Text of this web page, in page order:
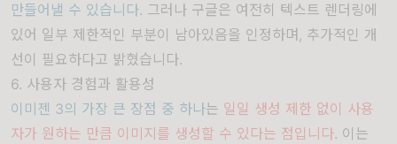
만들어낼 수 있습니다. 그러나 구글은 여전히 텍스트 렌더링에
있어 일부 제한적인 부분이 남아있음을 인정하며, 추가적인 개
선이 필요하다고 밝혔습니다.
6. 사용자 경험과 활용성
이미젠 3의 가장 큰 장점 중 하나는 일일 생성 제한 없이 사용
자가 원하는 만큼 이미지를 생성할 수 있다는 점입니다. 이는